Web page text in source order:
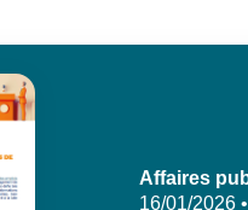
Affaires
16/01/2026